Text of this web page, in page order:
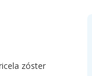
zóster